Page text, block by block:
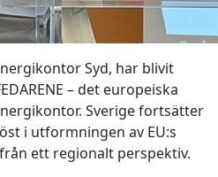
Syd, har blivit
– det europeiska
Sverige fortsätter
i utformningen av EU:s
ett regionalt perspektiv.